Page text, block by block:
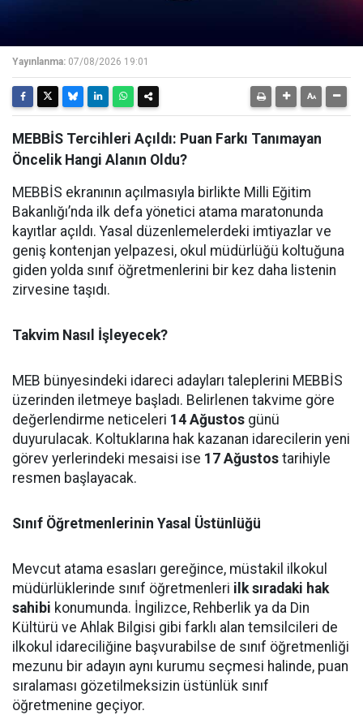
Yayınlanma: 07/08/2026 19:01
MEBBİS Tercihleri Açıldı: Puan Farkı Tanımayan
Öncelik Hangi Alanın Oldu?
MEBBİS ekranının açılmasıyla birlikte Milli Eğitim
Bakanlığı’nda ilk defa yönetici atama maratonunda
kayıtlar açıldı. Yasal düzenlemelerdeki imtiyazlar ve
geniş kontenjan yelpazesi, okul müdürlüğü koltuğuna
giden yolda sınıf öğretmenlerini bir kez daha listenin
zirvesine taşıdı.
Takvim Nasıl İşleyecek?
MEB bünyesindeki idareci adayları taleplerini MEBBİS
üzerinden iletmeye başladı. Belirlenen takvime göre
değerlendirme neticeleri 14 Ağustos günü
duyurulacak. Koltuklarına hak kazanan idarecilerin yeni
görev yerlerindeki mesaisi ise 17 Ağustos tarihiyle
resmen başlayacak.
Sınıf Öğretmenlerinin Yasal Üstünlüğü
Mevcut atama esasları gereğince, müstakil ilkokul
müdürlüklerinde sınıf öğretmenleri ilk sıradaki hak
sahibi konumunda. İngilizce, Rehberlik ya da Din
Kültürü ve Ahlak Bilgisi gibi farklı alan temsilcileri de
ilkokul idareciliğine başvurabilse de sınıf öğretmenliği
mezunu bir adayın aynı kurumu seçmesi halinde, puan
sıralaması gözetilmeksizin üstünlük sınıf
öğretmenine geçiyor.